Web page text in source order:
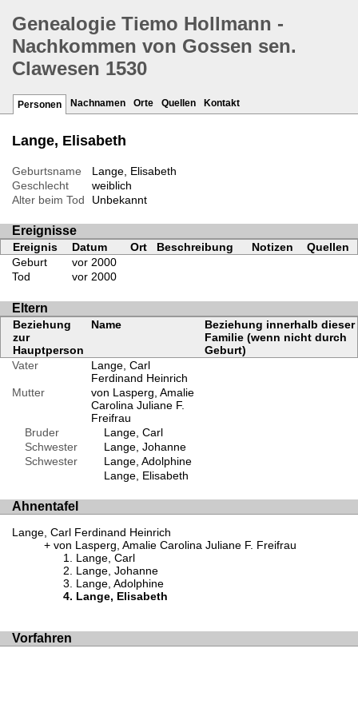
Genealogie Tiemo Hollmann -
Nachkommen von Gossen sen.
Clawesen 1530
Personen Nachnamen Orte Quellen Kontakt
Lange, Elisabeth
Geburtsname
Lange, Elisabeth
Geschlecht
weiblich
Alter beim Tod
Unbekannt
Ereignisse
Ereignis Datum Ort Beschreibung Notizen
Quellen
Geburt
vor 2000
Tod
vor 2000
Eltern
Beziehung
zur
Hauptperson
Name
Beziehung innerhalb dieser
Familie (wenn nicht durch
Geburt)
Vater
Lange, Carl
Ferdinand Heinrich
Mutter
von Lasperg, Amalie
Carolina Juliane F.
Freifrau
Bruder
Lange, Carl
Schwester
Lange, Johanne
Schwester
Lange, Adolphine
Lange, Elisabeth
Ahnentafel
Lange, Carl Ferdinand Heinrich
von Lasperg, Amalie Carolina Juliane F. Freifrau
Lange, Carl
Lange, Johanne
Lange, Adolphine
Lange, Elisabeth
Vorfahren